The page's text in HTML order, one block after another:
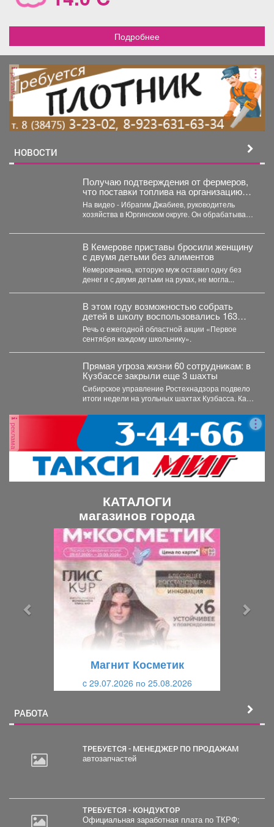
Подробнее
реклама
НОВОСТИ
Получаю подтверждения от фермеров,
что поставки топлива на организацию
уборочной кампании уже начались.
На видео - Ибрагим Джабиев, руководитель
хозяйства в Юргинском округе. Он обрабатывает
В Кемерове приставы бросили женщину
с двумя детьми без алиментов
Кемеровчанка, которую муж оставил одну без
денег и с двумя детьми на руках, не могла...
В этом году возможностью собрать
детей в школу воспользовались 163
малообеспеченные семьи
Междуреченска.
Речь о ежегодной областной акции «Первое
сентября каждому школьнику».
Прямая угроза жизни 60 сотрудникам: в
Кузбассе закрыли еще 3 шахты
Сибирское управление Ростехнадзора подвело
итоги недели на угольных шахтах Кузбасса. Как
реклама
КАТАЛОГИ
магазинов города
Магнит Косметик
c 29.07.2026 по 25.08.2026
РАБОТА
ТРЕБУЕТСЯ - МЕНЕДЖЕР ПО ПРОДАЖАМ
автозапчастей
ТРЕБУЕТСЯ - КОНДУКТОР
Официальная заработная плата по ТКРФ;